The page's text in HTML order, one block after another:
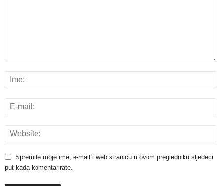
Spremite moje ime, e-mail i web stranicu u ovom pregledniku sljedeći
put kada komentarirate.